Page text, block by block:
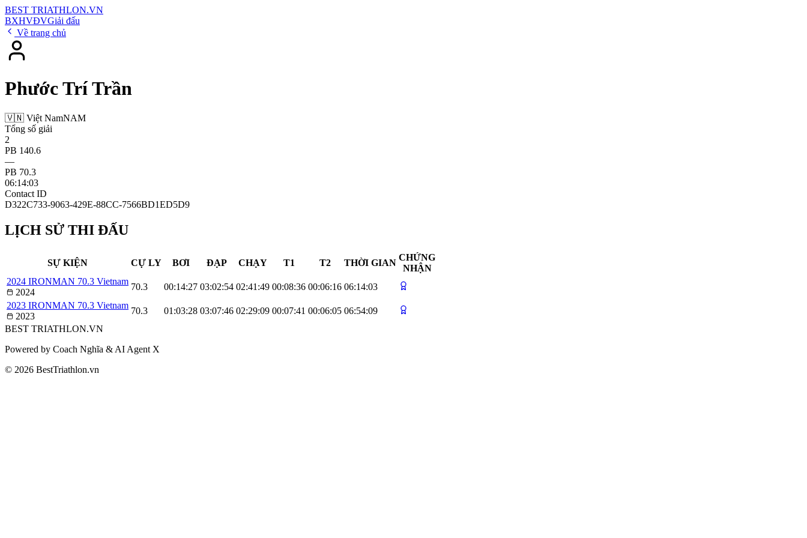
BEST TRIATHLON.VN
BXHVĐVGiải đấu
Về trang chủ
Phước Trí Trần
🇻🇳 Việt NamNAM
Tổng số giải
2
PB 140.6
—
PB 70.3
06:14:03
Contact ID
D322C733-9063-429E-88CC-7566BD1ED5D9
LỊCH SỬ THI ĐẤU
SỰ KIỆN CỰ LY BƠI ĐẠP CHẠY T1 T2 THỜI GIAN
CHỨNG
NHẬN
2024 IRONMAN 70.3 Vietnam
2024
70.3 00:14:27 03:02:54 02:41:49 00:08:36 00:06:16 06:14:03
2023 IRONMAN 70.3 Vietnam
2023
70.3 01:03:28 03:07:46 02:29:09 00:07:41 00:06:05 06:54:09
BEST TRIATHLON.VN
Powered by Coach Nghĩa & AI Agent X
© 2026 BestTriathlon.vn